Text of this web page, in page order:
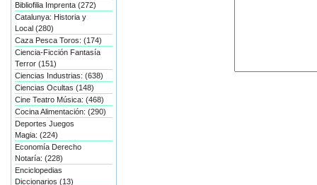
Bibliofilia Imprenta (272)
Catalunya: Historia y
Local (280)
Caza Pesca Toros: (174)
Ciencia-Ficción Fantasía
Terror (151)
Ciencias Industrias: (638)
Ciencias Ocultas (148)
Cine Teatro Música: (468)
Cocina Alimentación: (290)
Deportes Juegos
Magia: (224)
Economía Derecho
Notaría: (228)
Enciclopedias
Diccionarios (13)